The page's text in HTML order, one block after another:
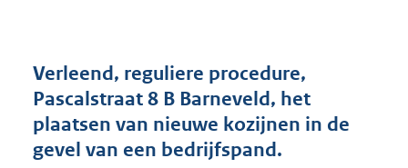
r
o
t
t
Verleend, reguliere procedure,
Pascalstraat 8 B Barneveld, het
plaatsen van nieuwe kozijnen in de
gevel van een bedrijfspand.